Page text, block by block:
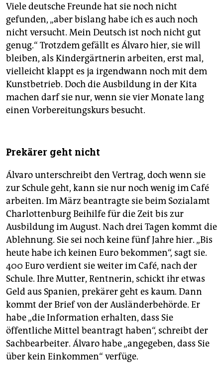
Viele deutsche Freunde hat sie noch nicht
gefunden, „aber bislang habe ich es auch noch
nicht versucht. Mein Deutsch ist noch nicht gut
genug.“ Trotzdem gefällt es Álvaro hier, sie will
bleiben, als Kindergärtnerin arbeiten, erst mal,
vielleicht klappt es ja irgendwann noch mit dem
Kunstbetrieb. Doch die Ausbildung in der Kita
machen darf sie nur, wenn sie vier Monate lang
einen Vorbereitungskurs besucht.
Prekärer geht nicht
Álvaro unterschreibt den Vertrag, doch wenn sie
zur Schule geht, kann sie nur noch wenig im Café
arbeiten. Im März beantragte sie beim Sozialamt
Charlottenburg Beihilfe für die Zeit bis zur
Ausbildung im August. Nach drei Tagen kommt die
Ablehnung. Sie sei noch keine fünf Jahre hier. „Bis
heute habe ich keinen Euro bekommen“, sagt sie.
400 Euro verdient sie weiter im Café, nach der
Schule. Ihre Mutter, Rentnerin, schickt ihr etwas
Geld aus Spanien, prekärer geht es kaum. Dann
kommt der Brief von der Ausländerbehörde. Er
habe „die Information erhalten, dass Sie
öffentliche Mittel beantragt haben“, schreibt der
Sachbearbeiter. Álvaro habe „angegeben, dass Sie
über kein Einkommen“ verfüge.